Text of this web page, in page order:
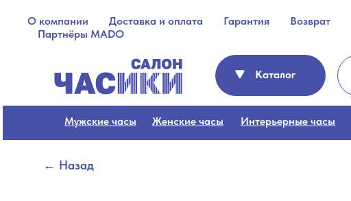
О компании Доставка и оплата Гарантия Возврат
Партнёры MADO
Мужские часы Женские часы Интерьерные часы
← Назад
Каталог